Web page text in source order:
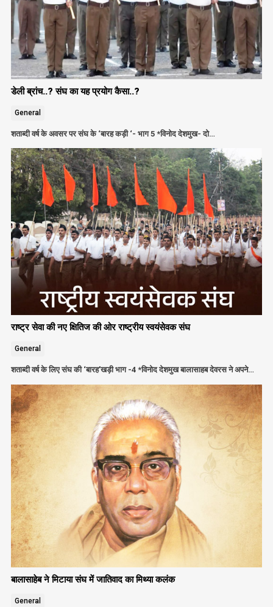
डेली ब्रांच..? संघ का यह प्रयोग कैसा..?
General
शताब्दी वर्ष के अवसर पर संघ के ‘बारह कड़ी ‘- भाग 5 *विनोद देशमुख- दो…
राष्ट्र सेवा की नए क्षितिज की ओर राष्ट्रीय स्वयंसेवक संघ
General
शताब्दी वर्ष के लिए संघ की ‘बारह’खड़ी भाग -4 *विनोद देशमुख बालासाहब देवरस ने अपने…
बालासाहेब ने मिटाया संघ में जातिवाद का मिथ्या कलंक
General